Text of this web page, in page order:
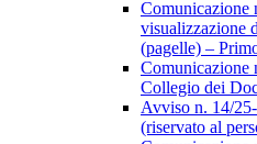
Comunicazione
visualizzazione
(pagelle) –
Comunicazione
Collegio dei
Avviso n. 14/
(riservato al